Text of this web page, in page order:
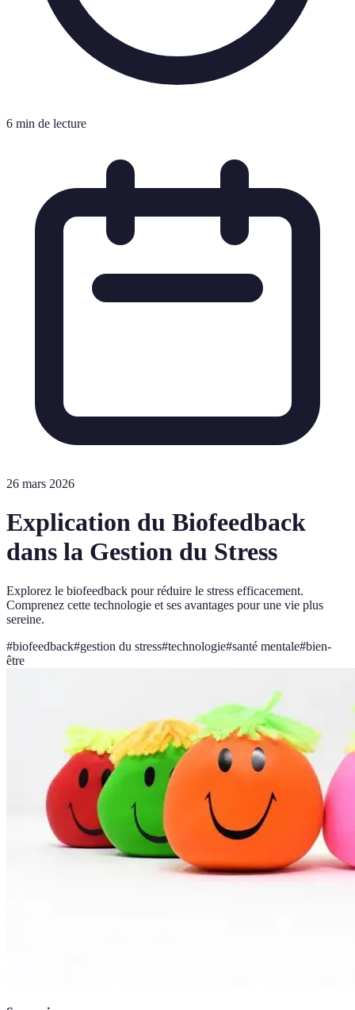
6 min de lecture
26 mars 2026
Explication du Biofeedback
dans la Gestion du Stress
Explorez le biofeedback pour réduire le stress efficacement.
Comprenez cette technologie et ses avantages pour une vie plus
sereine.
#biofeedback#gestion du stress#technologie#santé mentale#bien-
être